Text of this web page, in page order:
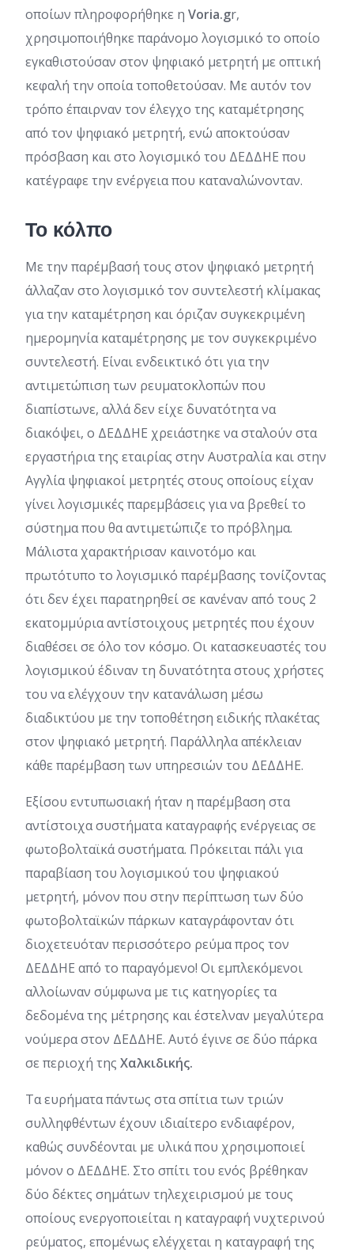
οποίων πληροφορήθηκε η Voria.gr,
χρησιμοποιήθηκε παράνομο λογισμικό το οποίο
εγκαθιστούσαν στον ψηφιακό μετρητή με οπτική
κεφαλή την οποία τοποθετούσαν. Με αυτόν τον
τρόπο έπαιρναν τον έλεγχο της καταμέτρησης
από τον ψηφιακό μετρητή, ενώ αποκτούσαν
πρόσβαση και στο λογισμικό του ΔΕΔΔΗΕ που
κατέγραφε την ενέργεια που καταναλώνονταν.
Το κόλπο
Με την παρέμβασή τους στον ψηφιακό μετρητή
άλλαζαν στο λογισμικό τον συντελεστή κλίμακας
για την καταμέτρηση και όριζαν συγκεκριμένη
ημερομηνία καταμέτρησης με τον συγκεκριμένο
συντελεστή. Είναι ενδεικτικό ότι για την
αντιμετώπιση των ρευματοκλοπών που
διαπίστωνε, αλλά δεν είχε δυνατότητα να
διακόψει, ο ΔΕΔΔΗΕ χρειάστηκε να σταλούν στα
εργαστήρια της εταιρίας στην Αυστραλία και στην
Αγγλία ψηφιακοί μετρητές στους οποίους είχαν
γίνει λογισμικές παρεμβάσεις για να βρεθεί το
σύστημα που θα αντιμετώπιζε το πρόβλημα.
Μάλιστα χαρακτήρισαν καινοτόμο και
πρωτότυπο το λογισμικό παρέμβασης τονίζοντας
ότι δεν έχει παρατηρηθεί σε κανέναν από τους 2
εκατομμύρια αντίστοιχους μετρητές που έχουν
διαθέσει σε όλο τον κόσμο. Οι κατασκευαστές του
λογισμικού έδιναν τη δυνατότητα στους χρήστες
του να ελέγχουν την κατανάλωση μέσω
διαδικτύου με την τοποθέτηση ειδικής πλακέτας
στον ψηφιακό μετρητή. Παράλληλα απέκλειαν
κάθε παρέμβαση των υπηρεσιών του ΔΕΔΔΗΕ.
Εξίσου εντυπωσιακή ήταν η παρέμβαση στα
αντίστοιχα συστήματα καταγραφής ενέργειας σε
φωτοβολταϊκά συστήματα. Πρόκειται πάλι για
παραβίαση του λογισμικού του ψηφιακού
μετρητή, μόνον που στην περίπτωση των δύο
φωτοβολταϊκών πάρκων καταγράφονταν ότι
διοχετευόταν περισσότερο ρεύμα προς τον
ΔΕΔΔΗΕ από το παραγόμενο! Οι εμπλεκόμενοι
αλλοίωναν σύμφωνα με τις κατηγορίες τα
δεδομένα της μέτρησης και έστελναν μεγαλύτερα
νούμερα στον ΔΕΔΔΗΕ. Αυτό έγινε σε δύο πάρκα
σε περιοχή της Χαλκιδικής.
Τα ευρήματα πάντως στα σπίτια των τριών
συλληφθέντων έχουν ιδιαίτερο ενδιαφέρον,
καθώς συνδέονται με υλικά που χρησιμοποιεί
μόνον ο ΔΕΔΔΗΕ. Στο σπίτι του ενός βρέθηκαν
δύο δέκτες σημάτων τηλεχειρισμού με τους
οποίους ενεργοποιείται η καταγραφή νυχτερινού
ρεύματος, επομένως ελέγχεται η καταγραφή της